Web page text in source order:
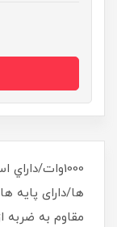
1000وات/
مقاوم به ضربه